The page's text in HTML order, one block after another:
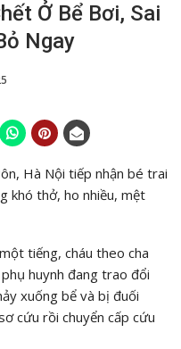
Ở Bể Bơi, Sai
Ngay
Hà Nội tiếp nhận bé trai
khó thở, ho nhiều, mệt
tiếng, cháu theo cha
huynh đang trao đổi
xuống bể và bị đuối
cứu rồi chuyển cấp cứu